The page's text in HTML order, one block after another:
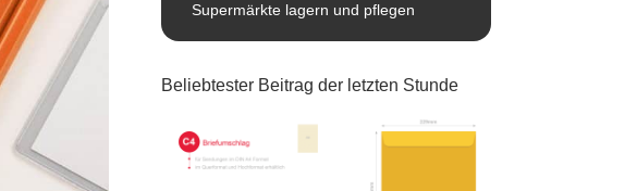
Supermärkte lagern und pflegen
Beliebtester Beitrag der letzten Stunde